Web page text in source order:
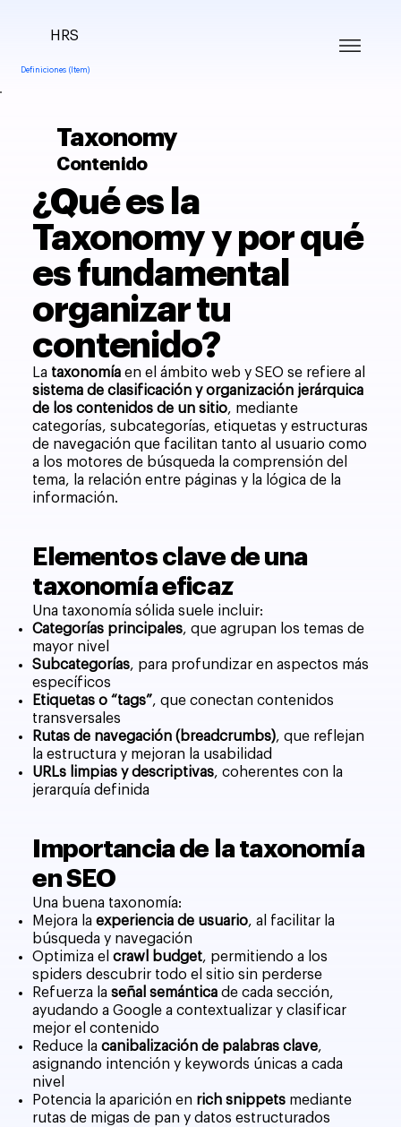
Definiciones (Item)
HRS
Taxonomy
Contenido
¿Qué es la
Taxonomy y por qué
es fundamental
organizar tu
contenido?
La taxonomía en el ámbito web y SEO se refiere al
sistema de clasificación y organización jerárquica
de los contenidos de un sitio, mediante
categorías, subcategorías, etiquetas y estructuras
de navegación que facilitan tanto al usuario como
a los motores de búsqueda la comprensión del
tema, la relación entre páginas y la lógica de la
información.
Elementos clave de una
taxonomía eficaz
Una taxonomía sólida suele incluir:
Categorías principales, que agrupan los temas de
mayor nivel
Subcategorías, para profundizar en aspectos más
específicos
Etiquetas o “tags”, que conectan contenidos
transversales
Rutas de navegación (breadcrumbs), que reflejan
la estructura y mejoran la usabilidad
URLs limpias y descriptivas, coherentes con la
jerarquía definida
Importancia de la taxonomía
en SEO
Una buena taxonomía:
Mejora laexperiencia de usuario, al facilitar la
búsqueda y navegación
Optimiza elcrawl budget, permitiendo a los
spiders descubrir todo el sitio sin perderse
Refuerza laseñal semántica de cada sección,
ayudando a Google a contextualizar y clasificar
mejor el contenido
Reduce lacanibalización de palabras clave,
asignando intención y keywords únicas a cada
nivel
Potencia la aparición en rich snippets mediante
rutas de migas de pan y datos estructurados